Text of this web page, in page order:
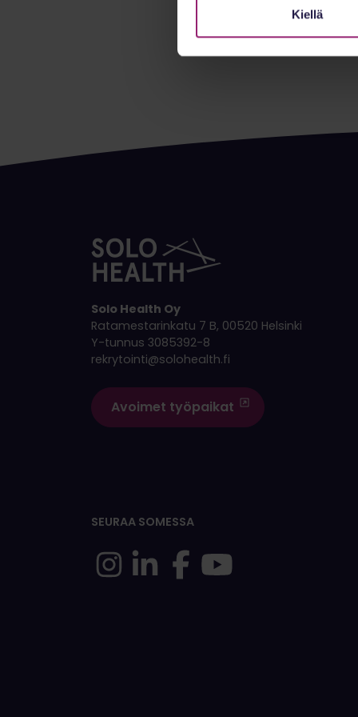
Kiellä
Solo Health Oy
Ratamestarinkatu 7 B, 00520 Helsinki
Y-tunnus 3085392-8
rekrytointi@solohealth.fi
Avoimet työpaikat
SEURAA SOMESSA